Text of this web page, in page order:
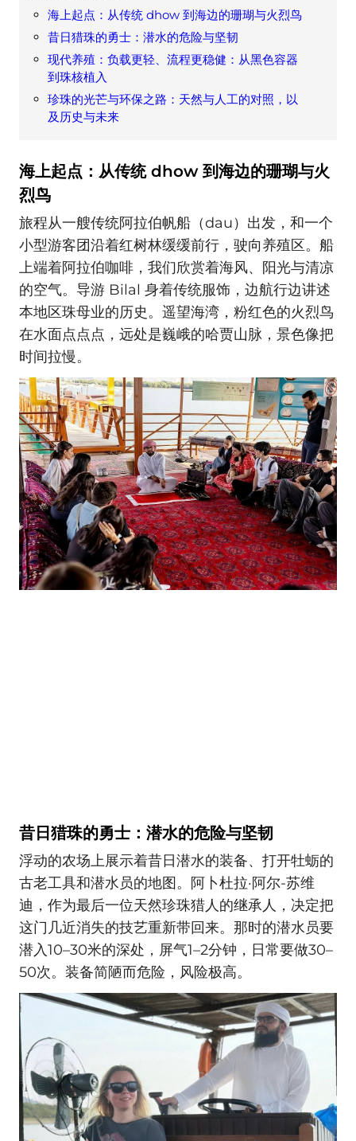
海上起点：从传统 dhow 到海边的珊瑚与火烈鸟
昔日猎珠的勇士：潜水的危险与坚韧
现代养殖：负载更轻、流程更稳健：从黑色容器
到珠核植入
珍珠的光芒与环保之路：天然与人工的对照，以
及历史与未来
海上起点：从传统 dhow 到海边的珊瑚与火
烈鸟
旅程从一艘传统阿拉伯帆船（dau）出发，和一个
小型游客团沿着红树林缓缓前行，驶向养殖区。船
上端着阿拉伯咖啡，我们欣赏着海风、阳光与清凉
的空气。导游 Bilal 身着传统服饰，边航行边讲述
本地区珠母业的历史。遥望海湾，粉红色的火烈鸟
在水面点点点，远处是巍峨的哈贾山脉，景色像把
时间拉慢。
昔日猎珠的勇士：潜水的危险与坚韧
浮动的农场上展示着昔日潜水的装备、打开牡蛎的
古老工具和潜水员的地图。阿卜杜拉·阿尔-苏维
迪，作为最后一位天然珍珠猎人的继承人，决定把
这门几近消失的技艺重新带回来。那时的潜水员要
潜入10–30米的深处，屏气1–2分钟，日常要做30–
50次。装备简陋而危险，风险极高。